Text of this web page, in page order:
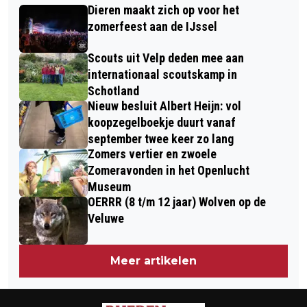
HOOFDSTRAAT IN VELP
Dieren maakt zich op voor het
zomerfeest aan de IJssel
Scouts uit Velp deden mee aan
internationaal scoutskamp in
Schotland
Nieuw besluit Albert Heijn: vol
koopzegelboekje duurt vanaf
september twee keer zo lang
Zomers vertier en zwoele
Zomeravonden in het Openlucht
Museum
OERRR (8 t/m 12 jaar) Wolven op de
Veluwe
Meer artikelen